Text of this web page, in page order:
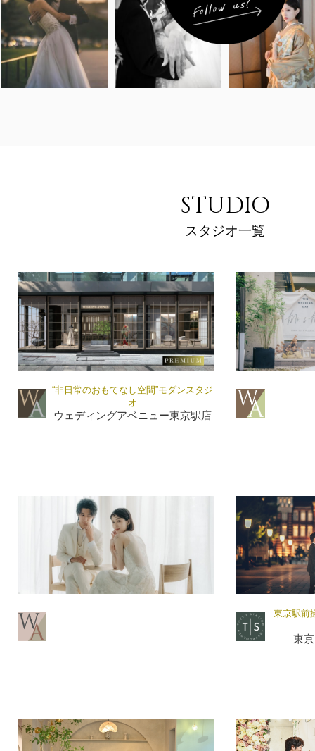
STUDIO
スタジオ一覧
“非日常のおもてなし空間”モダンスタジ
オ
ウェディングアベニュー東京駅店
東京駅前
東